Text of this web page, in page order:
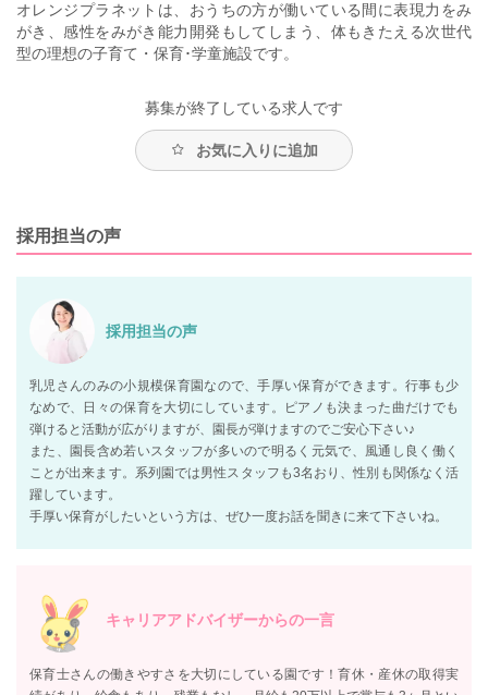
オレンジプラネットは、おうちの方が働いている間に表現力をみ
がき、感性をみがき能力開発もしてしまう、体もきたえる次世代
型の理想の子育て・保育･学童施設です。
募集が終了している求人です
お気に入りに追加
採用担当の声
採用担当の声
乳児さんのみの小規模保育園なので、手厚い保育ができます。行事も少
なめで、日々の保育を大切にしています。ピアノも決まった曲だけでも
弾けると活動が広がりますが、園長が弾けますのでご安心下さい♪
また、園長含め若いスタッフが多いので明るく元気で、風通し良く働く
ことが出来ます。系列園では男性スタッフも3名おり、性別も関係なく活
躍しています。
手厚い保育がしたいという方は、ぜひ一度お話を聞きに来て下さいね。
キャリアアドバイザーからの一言
保育士さんの働きやすさを大切にしている園です！育休・産休の取得実